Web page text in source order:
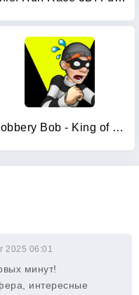
Robbery Bob - King of Sneak
2025 06:01
минут!
интересные